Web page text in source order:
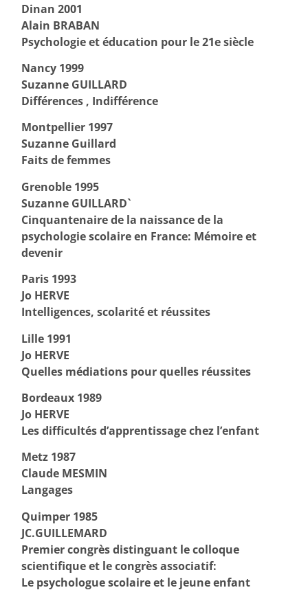
Dinan 2001
Alain BRABAN
Psychologie et éducation pour le 21e siècle
Nancy 1999
Suzanne GUILLARD
Différences , Indifférence
Montpellier 1997
Suzanne Guillard
Faits de femmes
Grenoble 1995
Suzanne GUILLARD`
Cinquantenaire de la naissance de la
psychologie scolaire en France: Mémoire et
devenir
Paris 1993
Jo HERVE
Intelligences, scolarité et réussites
Lille 1991
Jo HERVE
Quelles médiations pour quelles réussites
Bordeaux 1989
Jo HERVE
Les difficultés d’apprentissage chez l’enfant
Metz 1987
Claude MESMIN
Langages
Quimper 1985
JC.GUILLEMARD
Premier congrès distinguant le colloque
scientifique et le congrès associatif:
Le psychologue scolaire et le jeune enfant